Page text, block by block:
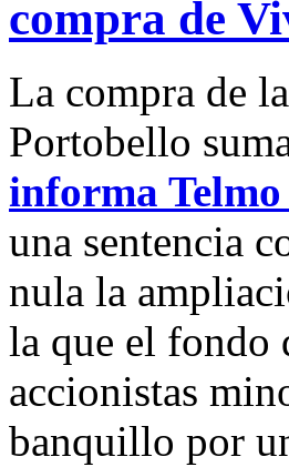
compra de
La compra de
Portobello
informa
una sentencia
nula la
la que el fondo
accionistas
banquillo por